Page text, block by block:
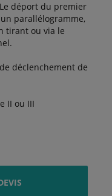
déport du premier
parallélogramme,
tirant ou via le
déclenchement de
II ou III